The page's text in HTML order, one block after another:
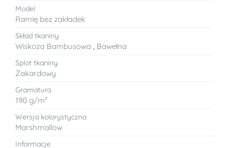
Model
Ramię bez zakładek
Skład tkaniny
Wiskoza Bambusowa Bawełna
Splot tkaniny
Żakardowy
Gramatura
190 g/m²
Wersja kolorystyczna
Marshmallow
Informacje